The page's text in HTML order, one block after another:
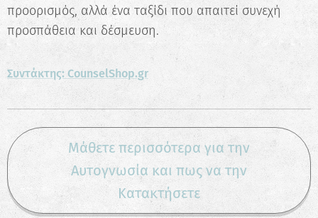
προορισμός, αλλά ένα ταξίδι που απαιτεί συνεχή
προσπάθεια και δέσμευση.
Συντάκτης: CounselShop.gr
Μάθετε περισσότερα για την
Αυτογνωσία και πως να την
Κατακτήσετε